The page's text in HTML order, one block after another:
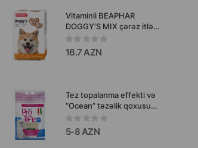
Vitaminli BEAPHAR
DOGGY'S MIX çərəz itlər
üçün 180 ədəd.
16.7 AZN
Tez topalanma effekti və
“Ocean” təzəlik qoxusu
olan Pro Life Plus
Bentonite Clumping Cat
Litter doldurucusu, 5 L.
5-8 AZN